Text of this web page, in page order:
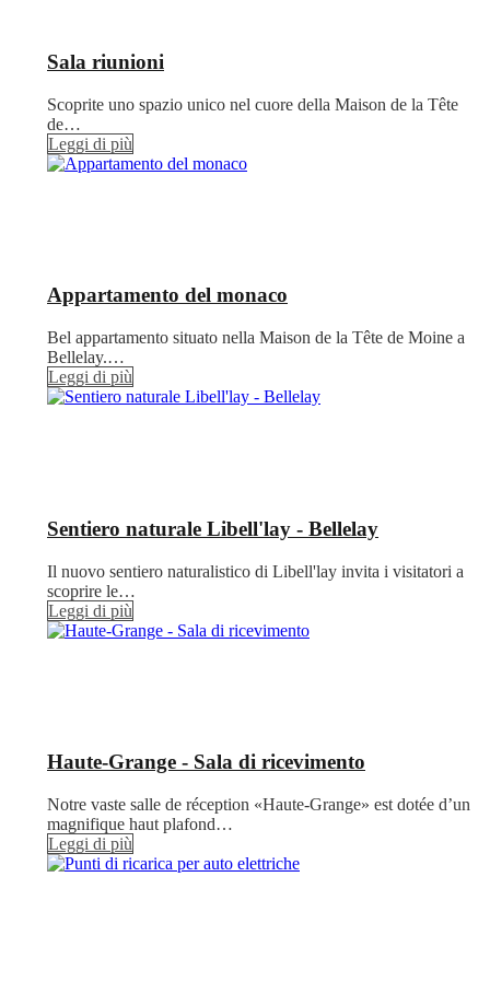
Sala riunioni
Scoprite uno spazio unico nel cuore della Maison de la Tête
de…
Leggi di più
Appartamento del monaco
Bel appartamento situato nella Maison de la Tête de Moine a
Bellelay.…
Leggi di più
Sentiero naturale Libell'lay - Bellelay
Il nuovo sentiero naturalistico di Libell'lay invita i visitatori a
scoprire le…
Leggi di più
Haute-Grange - Sala di ricevimento
Notre vaste salle de réception «Haute-Grange» est dotée d’un
magnifique haut plafond…
Leggi di più